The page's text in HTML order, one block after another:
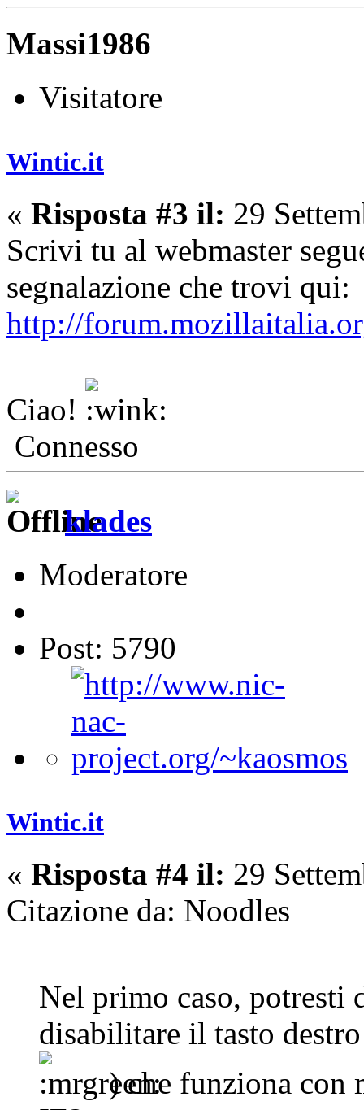
Massi1986
Visitatore
Wintic.it
« Risposta #3 il: 29
Scrivi tu al webmaster
segnalazione che trovi qui:
http://
Ciao!
Connesso
klades
Moderatore
Post: 5790
Wintic.it
« Risposta #4 il: 29
Citazione da: Noodles
Nel primo caso, potresti
disabilitare il tasto
) che funziona con